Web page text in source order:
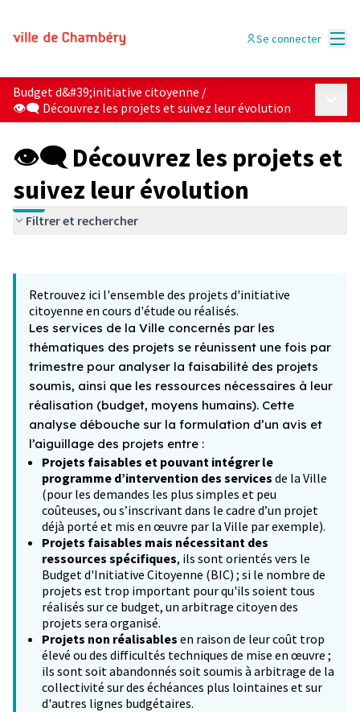
Se connecter
Budget d&#39;initiative citoyenne /
👁‍🗨 Découvrez les projets et suivez leur évolution
👁‍🗨 Découvrez les projets et
suivez leur évolution
Filtrer et rechercher
−
Retrouvez ici l'ensemble des projets d'initiative
citoyenne en cours d'étude ou réalisés.
Les services de la Ville concernés par les
thématiques des projets se réunissent une fois par
trimestre pour analyser la faisabilité des projets
soumis, ainsi que les ressources nécessaires à leur
réalisation (budget, moyens humains). Cette
analyse débouche sur la formulation d’un avis et
l’aiguillage des projets entre :
Projets faisables et pouvant intégrer le
programme d’intervention des services de la Ville
(pour les demandes les plus simples et peu
coûteuses, ou s’inscrivant dans le cadre d’un projet
déjà porté et mis en œuvre par la Ville par exemple).
Projets faisables mais nécessitant des
ressources spécifiques, ils sont orientés vers le
Budget d'Initiative Citoyenne (BIC) ; si le nombre de
projets est trop important pour qu'ils soient tous
réalisés sur ce budget, un arbitrage citoyen des
projets sera organisé.
Projets non réalisables en raison de leur coût trop
élevé ou des difficultés techniques de mise en œuvre ;
ils sont soit abandonnés soit soumis à arbitrage de la
collectivité sur des échéances plus lointaines et sur
d'autres lignes budgétaires.